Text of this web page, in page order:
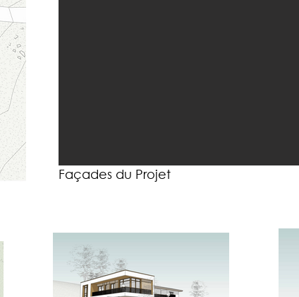
Façades du Projet